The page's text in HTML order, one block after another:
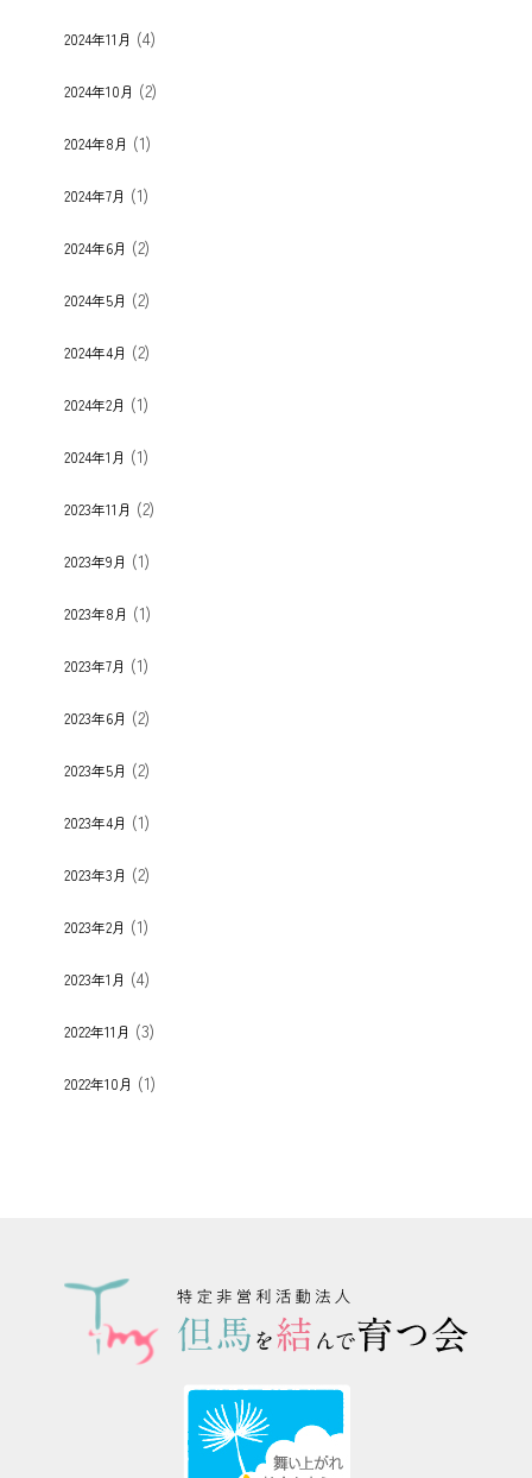
2024年11月 (4)
2024年10月 (2)
2024年8月 (1)
2024年7月 (1)
2024年6月 (2)
2024年5月 (2)
2024年4月 (2)
2024年2月 (1)
2024年1月 (1)
2023年11月 (2)
2023年9月 (1)
2023年8月 (1)
2023年7月 (1)
2023年6月 (2)
2023年5月 (2)
2023年4月 (1)
2023年3月 (2)
2023年2月 (1)
2023年1月 (4)
2022年11月 (3)
2022年10月 (1)